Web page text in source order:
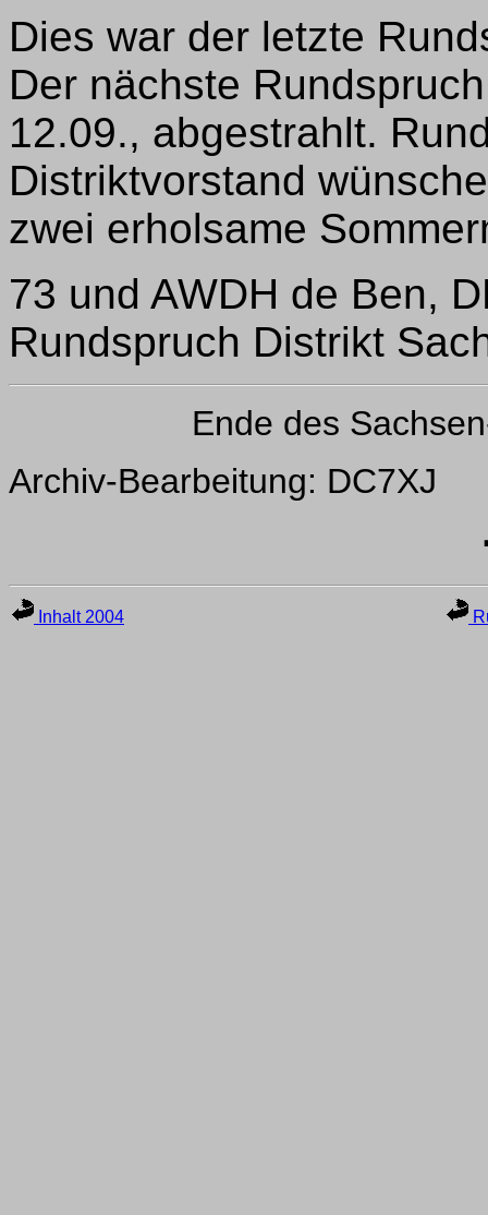
Dies war der letzte
Der nächste
12.09., abgestrahlt.
Distriktvorstand
zwei erholsame
73 und AWDH de Ben,
Rundspruch Distrikt
Ende des
Archiv-Bearbeitung: DC7XJ
Inhalt 2004